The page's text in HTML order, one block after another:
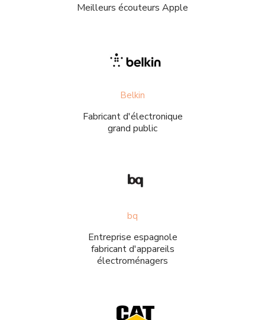
Meilleurs écouteurs Apple
Belkin
Fabricant d'électronique
grand public
bq
Entreprise espagnole
fabricant d'appareils
électroménagers